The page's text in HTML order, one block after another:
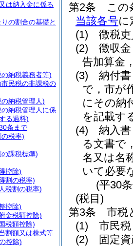
第2条
この
当該各号に
(1)
徴税
(2)
徴収
告加算金
(3)
納付
で，市が
にその納
を記載す
(4)
納入
る文書で
名又は名
いて必要
(平30
(税目)
第3条
市税
(1)
市民税
(2)
固定
は納入金に係る
の割合の基礎と
納税義務者等)
民税の非課税の
納税管理人)
納税管理人に係
る過料)
条まで
税率)
課税標準)
控除)
割の税率)
税割の税率)
控除)
金税額控除)
税額控除)
割額又は株式等
控除)